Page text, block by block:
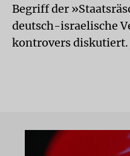
Begriff der
deutsch-israelische
kontrovers diskutiert.